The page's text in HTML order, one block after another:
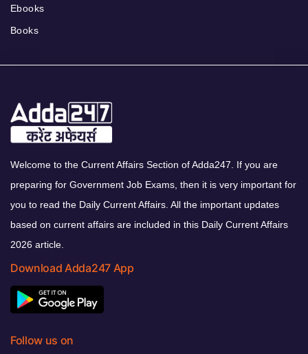
Ebooks
Books
Welcome to the Current Affairs Section of Adda247. If you are
preparing for Government Job Exams, then it is very important for
you to read the Daily Current Affairs. All the important updates
based on current affairs are included in this Daily Current Affairs
2026 article.
Download Adda247 App
Follow us on